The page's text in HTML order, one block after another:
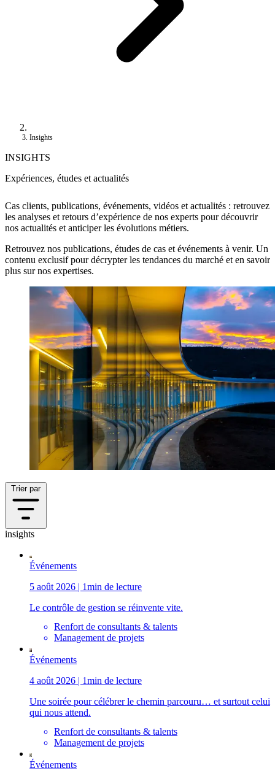
Insights
INSIGHTS
Expériences, études et actualités
Cas clients, publications, événements, vidéos et actualités : retrouvez
les analyses et retours d’expérience de nos experts pour découvrir
nos actualités et anticiper les évolutions métiers.
Retrouvez nos publications, études de cas et événements à venir. Un
contenu exclusif pour décrypter les tendances du marché et en savoir
plus sur nos expertises.
Trier par
insights
Événements
5 août 2026 | 1min de lecture
Le contrôle de gestion se réinvente vite.
Renfort de consultants & talents
Management de projets
Événements
4 août 2026 | 1min de lecture
Une soirée pour célébrer le chemin parcouru… et surtout celui
qui nous attend.
Renfort de consultants & talents
Management de projets
Événements